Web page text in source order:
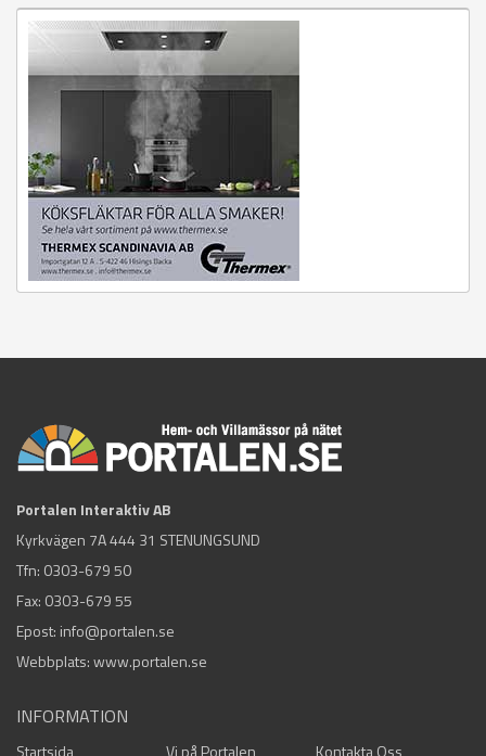
Portalen Interaktiv AB
Kyrkvägen 7A 444 31 STENUNGSUND
Tfn: 0303-679 50
Fax: 0303-679 55
Epost: info@portalen.se
Webbplats: www.portalen.se
INFORMATION